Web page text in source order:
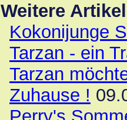
Weitere
Kokonijunge
Tarzan - ein
Tarzan
Zuhause !